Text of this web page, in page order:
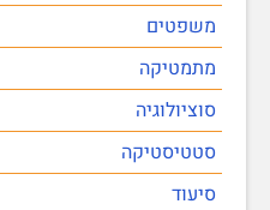
משפטים
מתמטיקה
סוציולוגיה
סטטיסטיקה
סיעוד